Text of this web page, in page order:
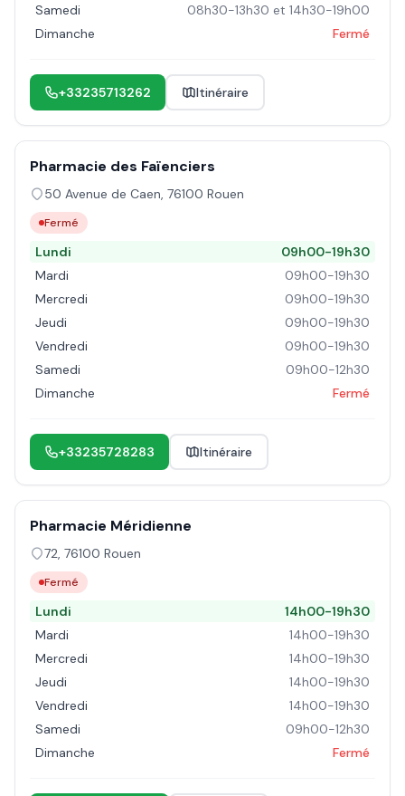
Samedi
08h30-13h30 et 14h30-19h00
Dimanche
Fermé
+33235713262 Itinéraire
Pharmacie des Faïenciers
50 Avenue de Caen, 76100 Rouen
Fermé
Lundi
09h00-19h30
Mardi
09h00-19h30
Mercredi
09h00-19h30
Jeudi
09h00-19h30
Vendredi
09h00-19h30
Samedi
09h00-12h30
Dimanche
Fermé
+33235728283 Itinéraire
Pharmacie Méridienne
72, 76100 Rouen
Fermé
Lundi
14h00-19h30
Mardi
14h00-19h30
Mercredi
14h00-19h30
Jeudi
14h00-19h30
Vendredi
14h00-19h30
Samedi
09h00-12h30
Dimanche
Fermé